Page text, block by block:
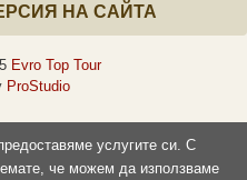
НА САЙТА
Evro Top Tour
ProStudio
услугите си. С
че можем да използваме